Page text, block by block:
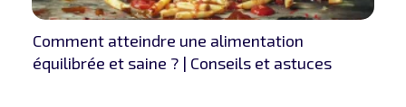
Comment atteindre une alimentation
équilibrée et saine ? | Conseils et astuces